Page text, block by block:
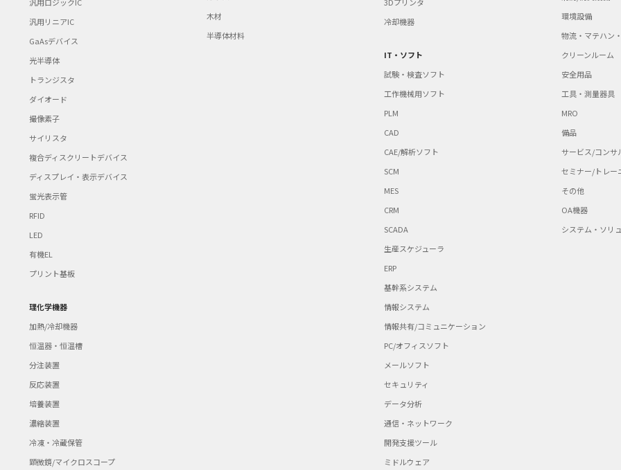
汎用リニアIC
GaAsデバイス
光半導体
トランジスタ
ダイオード
撮像素子
サイリスタ
複合ディスクリートデバイス
ディスプレイ・表示デバイス
蛍光表示管
RFID
LED
有機EL
プリント基板
理化学機器
加熱/冷却機器
恒温器・恒温槽
分注装置
反応装置
培養装置
濃縮装置
冷凍・冷蔵保管
顕微鏡/マイクロスコープ
木材
半導体材料
冷却機器
IT・ソフト
試験・検査ソフト
工作機械用ソフト
PLM
CAD
CAE/解析ソフト
SCM
MES
CRM
SCADA
生産スケジューラ
ERP
基幹系システム
情報システム
情報共有/コミュニケーション
PC/オフィスソフト
メールソフト
セキュリティ
データ分析
通信・ネットワーク
開発支援ツール
ミドルウェア
環境設備
物流・マテハン
クリーンルーム
安全用品
工具・測量器具
MRO
備品
サービス/コンサ
セミナー/トレー
その他
OA機器
システム・ソリ